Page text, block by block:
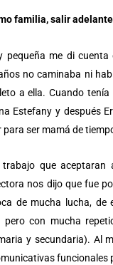
familia, salir
pequeña me di cuenta
no caminaba ni
a ella. Cuando
Estefany y después
ser mamá de
que aceptaran
nos dijo que fue
de mucha lucha,
pero con mucha
y secundaria). Al
funcionales